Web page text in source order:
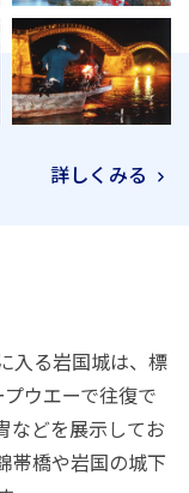
詳しくみる
入る岩国城は、標
ウエーで往復で
などを展示してお
帯橋や岩国の城下